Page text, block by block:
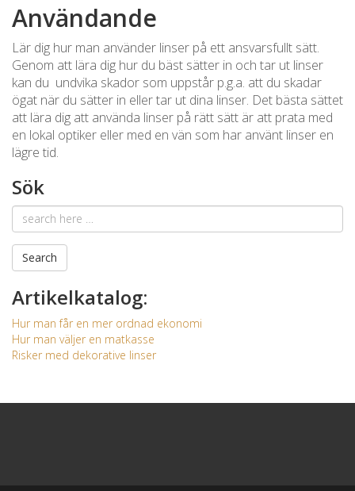
Användande
Lär dig hur man använder linser på ett ansvarsfullt sätt.
Genom att lära dig hur du bäst sätter in och tar ut linser
kan du undvika skador som uppstår p.g.a. att du skadar
ögat när du sätter in eller tar ut dina linser. Det bästa sättet
att lära dig att använda linser på rätt sätt är att prata med
en lokal optiker eller med en vän som har använt linser en
lägre tid.
Sök
Email
address
Search
Artikelkatalog:
Hur man får en mer ordnad ekonomi
Hur man väljer en matkasse
Risker med dekorative linser